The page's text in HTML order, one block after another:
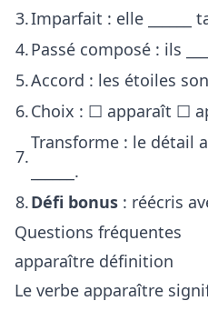
3.Imparfait : elle ______
4.Passé composé : ils
5.Accord : les étoiles
6.Choix : ☐ apparaît ☐
7.
Transforme : le détail
______.
8.Défi bonus : réécris
Questions fréquentes
apparaître définition
Le verbe apparaître